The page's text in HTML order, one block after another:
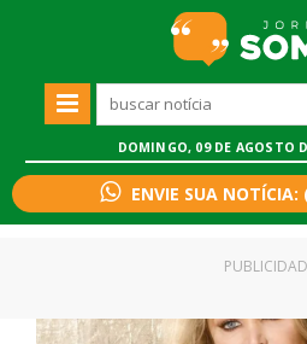
DOMINGO, 09 DE AGOSTO
ENVIE SUA